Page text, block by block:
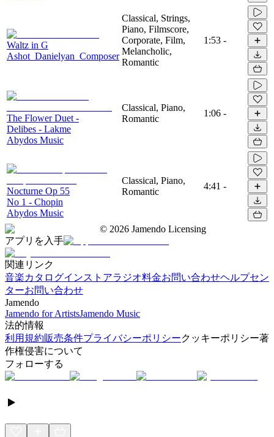
Waltz in G
Ashot_Danielyan_Composer
Classical, Strings,
Piano, Filmscore,
Corporate, Film,
Melancholic,
Romantic
1:53 -
The Flower Duet -
Delibes - Lakme
Abydos Music
Classical, Piano,
Romantic
1:06 -
Nocturne Op 55
No 1 - Chopin
Abydos Music
Classical, Piano,
Romantic
4:41 -
© 2026 Jamendo Licensing
アプリを入手
関連リンク
音楽カタログインストアラジオ料金お問い合わせヘルプセン
ターお問い合わせ
Jamendo
Jamendo for ArtistsJamendo Music
法的情報
利用規約販売条件プライバシーポリシークッキーポリシー著
作権侵害について
フォローする